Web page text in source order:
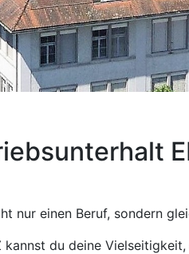
nur einen Beruf, sondern
du deine